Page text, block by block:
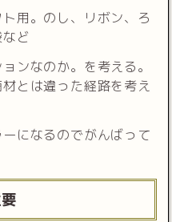
用。のし、リボン、ろ
ど
ンなのか。を考える。
とは違った経路を考え
になるのでがんばって